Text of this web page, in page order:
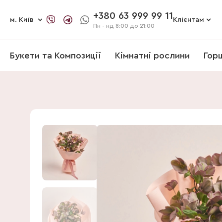
м. Київ +380 63 999 99 11
Пн - нд 8:00 до 21:00
Клієнтам
Букети та Композиції Кімнатні рослини